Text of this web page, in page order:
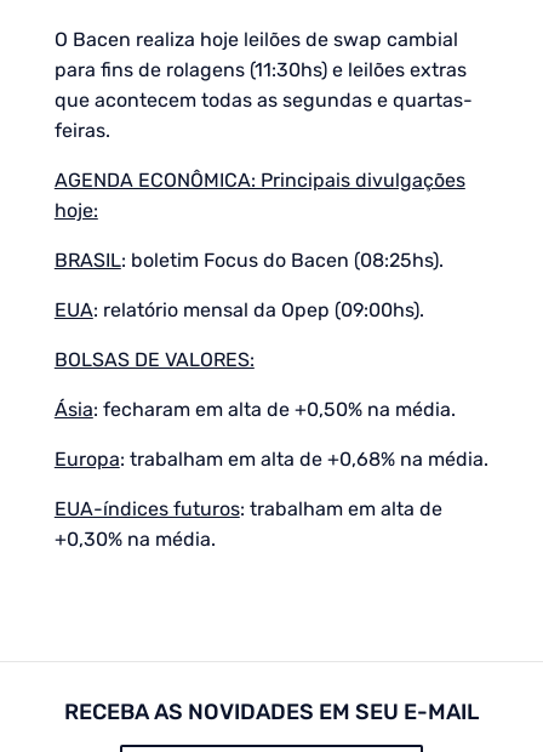
O Bacen realiza hoje leilões de swap cambial
para fins de rolagens (11:30hs) e leilões extras
que acontecem todas as segundas e quartas-
feiras.
AGENDA ECONÔMICA: Principais divulgações
hoje:
BRASIL: boletim Focus do Bacen (08:25hs).
EUA: relatório mensal da Opep (09:00hs).
BOLSAS DE VALORES:
Ásia: fecharam em alta de +0,50% na média.
Europa: trabalham em alta de +0,68% na média.
EUA-índices futuros: trabalham em alta de
+0,30% na média.
RECEBA AS NOVIDADES EM SEU E-MAIL